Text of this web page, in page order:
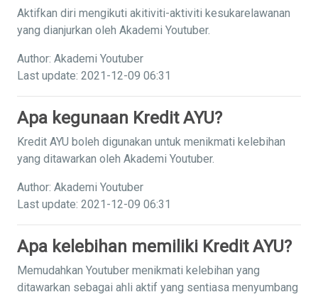
Aktifkan diri mengikuti akitiviti-aktiviti kesukarelawanan
yang dianjurkan oleh Akademi Youtuber.
Author: Akademi Youtuber
Last update: 2021-12-09 06:31
Apa kegunaan Kredit AYU?
Kredit AYU boleh digunakan untuk menikmati kelebihan
yang ditawarkan oleh Akademi Youtuber.
Author: Akademi Youtuber
Last update: 2021-12-09 06:31
Apa kelebihan memiliki Kredit AYU?
Memudahkan Youtuber menikmati kelebihan yang
ditawarkan sebagai ahli aktif yang sentiasa menyumbang